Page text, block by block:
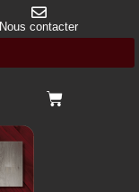
Nous contacter